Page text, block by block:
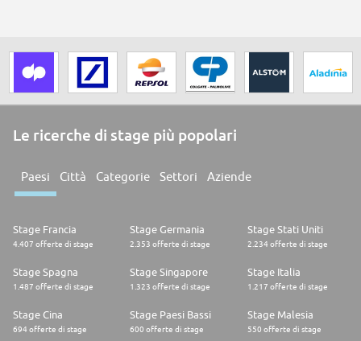
Le ricerche di stage più popolari
Paesi Città Categorie Settori Aziende
Stage Francia
4.407 offerte di stage
Stage Germania
2.353 offerte di stage
Stage Stati Uniti
2.234 offerte di stage
Stage Spagna
1.487 offerte di stage
Stage Singapore
1.323 offerte di stage
Stage Italia
1.217 offerte di stage
Stage Cina
694 offerte di stage
Stage Paesi Bassi
600 offerte di stage
Stage Malesia
550 offerte di stage